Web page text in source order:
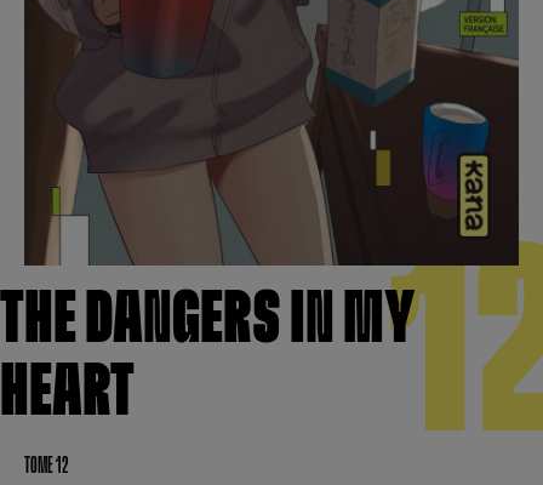
THE DANGERS IN MY
HEART
TOME 12
S’inscrire
Hunter x Hunter
Black Butler